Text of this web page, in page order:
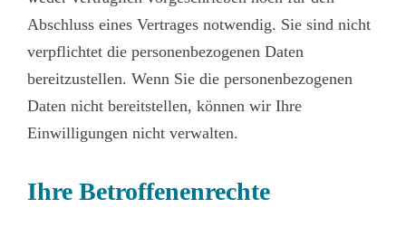
Abschluss eines Vertrages notwendig. Sie sind nicht
verpflichtet die personenbezogenen Daten
bereitzustellen. Wenn Sie die personenbezogenen
Daten nicht bereitstellen, können wir Ihre
Einwilligungen nicht verwalten.
Ihre Betroffenenrechte